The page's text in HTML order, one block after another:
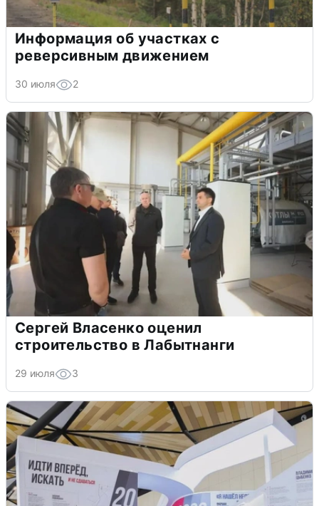
Информация об участках с
реверсивным движением
30 июля 2
Сергей Власенко оценил
строительство в Лабытнанги
29 июля 3